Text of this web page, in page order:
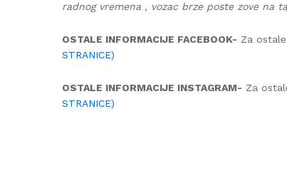
radnog vremena , vozac brze poste zove na
OSTALE INFORMACIJE FACEBOOK- Za
STRANICE)
OSTALE INFORMACIJE INSTAGRAM- Za
STRANICE)